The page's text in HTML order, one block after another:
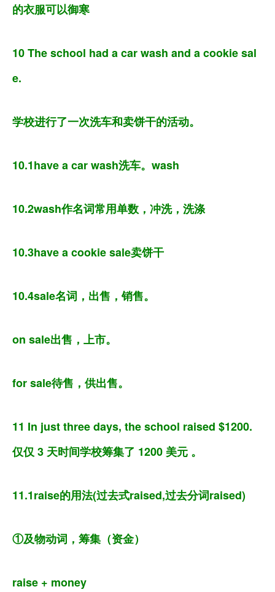
的衣服可以御寒
10 The school had a car wash and a cookie sal
e.
学校进行了一次洗车和卖饼干的活动。
10.1have a car wash洗车。wash
10.2wash作名词常用单数，冲洗，洗涤
10.3have a cookie sale卖饼干
10.4sale名词，出售，销售。
on sale出售，上市。
for sale待售，供出售。
11 In just three days, the school raised $1200.
仅仅 3 天时间学校筹集了 1200 美元 。
11.1raise的用法(过去式raised,过去分词raised)
①及物动词，筹集（资金）
raise + money